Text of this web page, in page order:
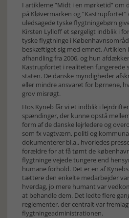
I artiklerne ”Midt i en mørketid” om
på Kløvermarken og
uledsagede tyske flygtningebørn
Kirsten Lylloff et sørgeligt indblik i
tyske flygtninge i
beskæftiget sig med emnet. Artiklen
afhandling fra 2006, og hun
Kastrupfortet i realiteten fungerede
staten. De danske myndigheder
eller mindre ansvaret for børnene,
grov misrøgt.
Hos Kyneb får vi et indblik i
spændinger, der kunne opstå
form af de danske lejrledere og
som fx vagtværn, politi og
dokumenterer bl.a., hvorledes
forældre for at få tømt de
flygtninge vejede tungere end
humane forhold. Det er en af
tættere den enkelte medarbejder
hverdag, jo mere humant var
at behandle dem. Det ledte flere
reglementer, der centralt var
flygtningeadministrationen.